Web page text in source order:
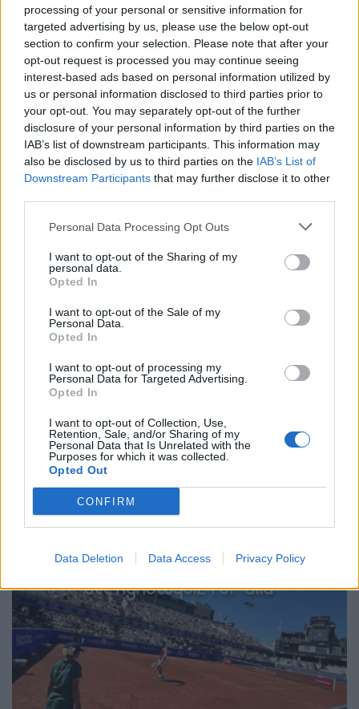
processing of your personal or sensitive information for
targeted advertising by us, please use the below opt-out
section to confirm your selection. Please note that after your
opt-out request is processed you may continue seeing
interest-based ads based on personal information utilized by
us or personal information disclosed to third parties prior to
your opt-out. You may separately opt-out of the further
disclosure of your personal information by third parties on the
IAB’s list of downstream participants. This information may
also be disclosed by us to third parties on the IAB’s List of
Downstream Participants that may further disclose it to other
Personal Data Processing Opt Outs
I want to opt-out of the Sharing of my
personal data.
Opted In
I want to opt-out of the Sale of my
Personal Data.
Opted In
I want to opt-out of processing my
Personal Data for Targeted Advertising.
Opted In
I want to opt-out of Collection, Use,
Retention, Sale, and/or Sharing of my
Personal Data that Is Unrelated with the
Purposes for which it was collected.
Opted Out
CONFIRM
Data Deletion Data Access Privacy Policy
NATIVE 2026-08-02 KL. 16:44
Så förändras semestern när allt finns i
mobilen
Ledare: "Välkommen till Båstad och en skog
av reklam"
Joakim S Ormsmarck beskriver infarten mot Båstad som inte är den
vackraste...